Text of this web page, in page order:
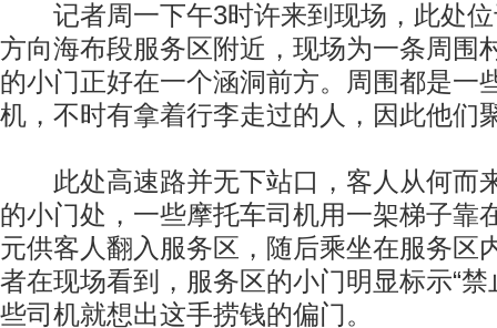
记者周一下午3时许来到现场，此处位
方向海布段服务区附近，现场为一条周围
的小门正好在一个涵洞前方。周围都是一
机，不时有拿着行李走过的人，因此他们
此处高速路并无下站口，客人从何而
的小门处，一些摩托车司机用一架梯子靠
元供客人翻入服务区，随后乘坐在服务区
者在现场看到，服务区的小门明显标示“禁
些司机就想出这手捞钱的偏门。